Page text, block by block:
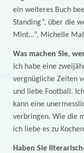
ein weiteres Buch
Standing”, über die
Mint…”, Michelle
Was machen Sie,
Ich habe eine
vergnügliche Zeiten
und liebe Football.
kann eine
verbringen. Wie die
ich liebe es zu
Haben Sie